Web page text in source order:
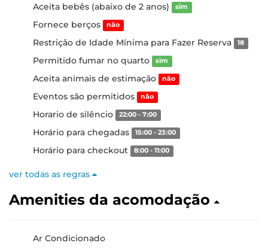
Aceita bebês (abaixo de 2 anos) sim
Fornece berços não
Restrição de Idade Mínima para Fazer Reserva 18
Permitido fumar no quarto sim
Aceita animais de estimação não
Eventos são permitidos não
Horario de silêncio 22:00 - 7:00
Horário para chegadas 15:00 - 23:00
Horário para checkout 8:00 - 11:00
ver todas as regras
Amenities da acomodação
Ar Condicionado